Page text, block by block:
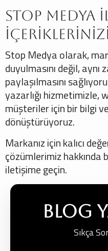
Stop Medya
Stop Medya olarak,
duyulmasını değil, aynı
paylaşılmasını
yazarlığı hizmetimizle,
müşteriler için bir bilgi
dönüştürüyoruz.
Markanız için kalıcı
çözümlerimiz hakkında
iletişime geçin.
Blog
Sıkça